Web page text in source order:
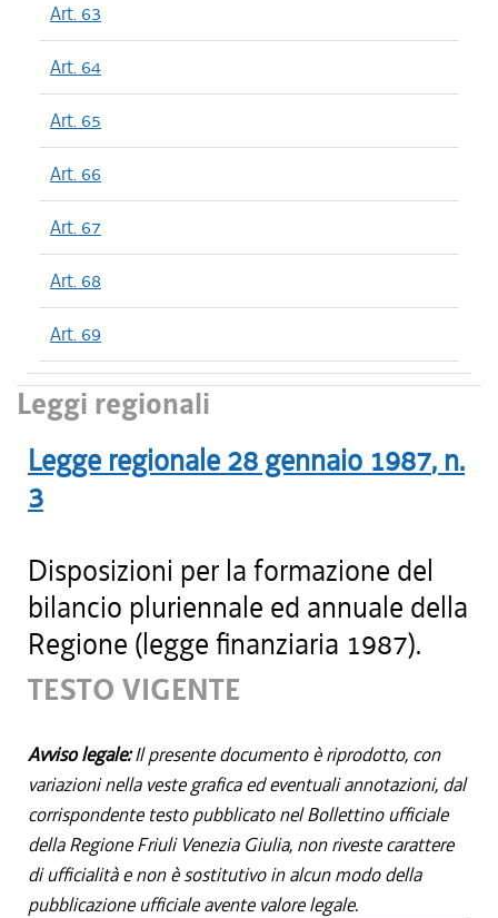
Art. 63
Art. 64
Art. 65
Art. 66
Art. 67
Art. 68
Art. 69
Leggi regionali
Legge regionale 28 gennaio 1987, n.
3
Disposizioni per la formazione del
bilancio pluriennale ed annuale della
Regione (legge finanziaria 1987).
TESTO VIGENTE
Avviso legale:Il presente documento è riprodotto, con
variazioni nella veste grafica ed eventuali annotazioni, dal
corrispondente testo pubblicato nel Bollettino ufficiale
della Regione Friuli Venezia Giulia, non riveste carattere
di ufficialità e non è sostitutivo in alcun modo della
pubblicazione ufficiale avente valore legale.